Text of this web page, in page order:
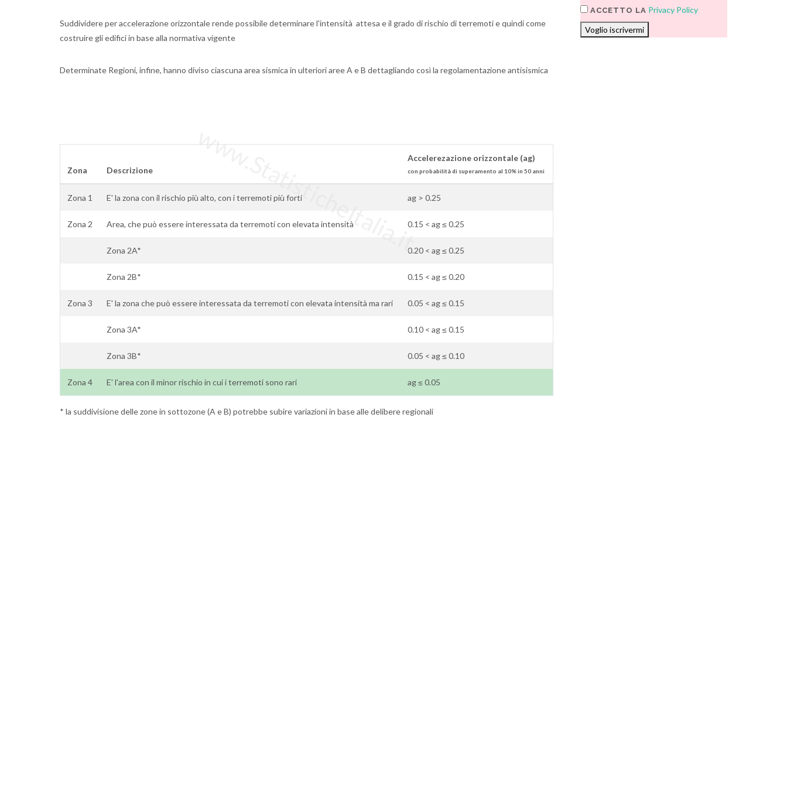
Suddividere per accelerazione orizzontale rende possibile determinare l'intensità attesa e il grado di rischio di terremoti e quindi come
costruire gli edifici in base alla normativa vigente
Determinate Regioni, infine, hanno diviso ciascuna area sismica in ulteriori aree A e B dettagliando così la regolamentazione antisismica
Zona Descrizione
Accelerezazione orizzontale (ag)
con probabilità di superamento al 10% in 50 anni
Zona 1 E' la zona con il rischio più alto, con i terremoti più forti ag > 0.25
Zona 2 Area, che può essere interessata da terremoti con elevata intensità 0.15 < ag ≤ 0.25
Zona 2A* 0.20 < ag ≤ 0.25
Zona 2B* 0.15 < ag ≤ 0.20
Zona 3 E' la zona che può essere interessata da terremoti con elevata intensità ma rari 0.05 < ag ≤ 0.15
Zona 3A* 0.10 < ag ≤ 0.15
Zona 3B* 0.05 < ag ≤ 0.10
Zona 4 E' l'area con il minor rischio in cui i terremoti sono rari ag ≤ 0.05
www.StatisticheItalia.it
* la suddivisione delle zone in sottozone (A e B) potrebbe subire variazioni in base alle delibere regionali
ACCETTO LA Privacy Policy
Voglio iscrivermi